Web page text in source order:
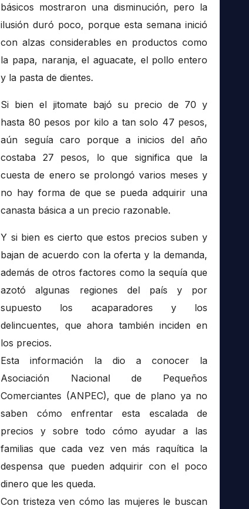
básicos mostraron una disminución, pero la
ilusión duró poco, porque esta semana inició
con alzas considerables en productos como
la papa, naranja, el aguacate, el pollo entero
y la pasta de dientes.
Si bien el jitomate bajó su precio de 70 y
hasta 80 pesos por kilo a tan solo 47 pesos,
aún seguía caro porque a inicios del año
costaba 27 pesos, lo que significa que la
cuesta de enero se prolongó varios meses y
no hay forma de que se pueda adquirir una
canasta básica a un precio razonable.
Y si bien es cierto que estos precios suben y
bajan de acuerdo con la oferta y la demanda,
además de otros factores como la sequía que
azotó algunas regiones del país y por
supuesto los acaparadores y los
delincuentes, que ahora también inciden en
los precios.
Esta información la dio a conocer la
Asociación Nacional de Pequeños
Comerciantes (ANPEC), que de plano ya no
saben cómo enfrentar esta escalada de
precios y sobre todo cómo ayudar a las
familias que cada vez ven más raquítica la
despensa que pueden adquirir con el poco
dinero que les queda.
Con tristeza ven cómo las mujeres le buscan